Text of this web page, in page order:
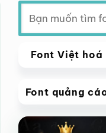
Tìm
kiếm:
Font Việt hoá
Font quảng
Giảm giá!